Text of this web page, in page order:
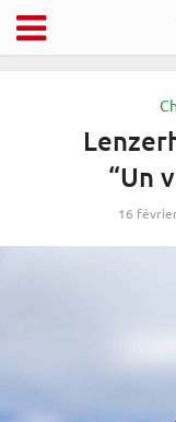
“Un
16